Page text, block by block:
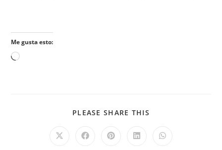
Me gusta esto:
PLEASE SHARE THIS